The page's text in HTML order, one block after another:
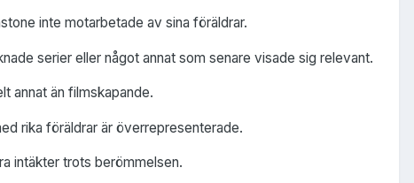
inte motarbetade av sina föräldrar.
serier eller något annat som senare visade sig relevant.
annat än filmskapande.
rika föräldrar är överrepresenterade.
intäkter trots berömmelsen.